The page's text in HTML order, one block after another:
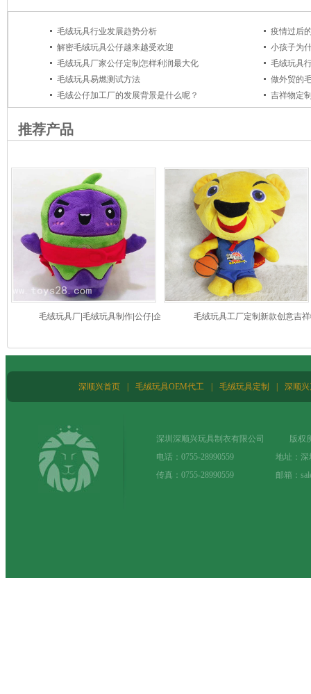
毛绒玩具行业发展趋势分析
疫情过后
解密毛绒玩具公仔越来越受欢迎
小孩子为
毛绒玩具厂家公仔定制怎样利润最大化
毛绒玩具
毛绒玩具易燃测试方法
做外贸的
毛绒公仔加工厂的发展背景是什么呢？
吉祥物定
推荐产品
毛绒玩具厂|毛绒玩具制作|公仔|企业吉祥 毛绒玩具工厂定制新款创意吉
深顺兴首页 | 毛绒玩具OEM代工 | 毛绒玩具定制 | 深顺
深圳深顺兴玩具制衣有限公司 版权
电话：0755-28990559 地址：深圳市
传真：0755-28990559 邮箱：